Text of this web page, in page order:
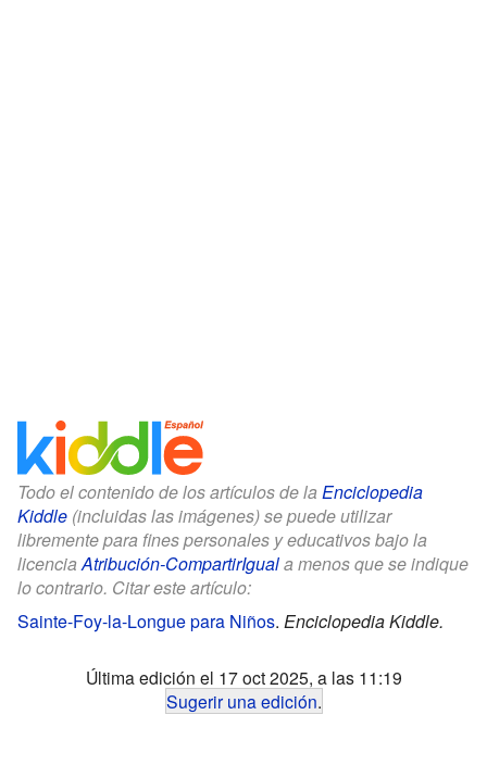
Todo el contenido de los artículos de la Enciclopedia
Kiddle (incluidas las imágenes) se puede utilizar
libremente para fines personales y educativos bajo la
licenciaAtribución-CompartirIguala menos que se indique
lo contrario. Citar este artículo:
Sainte-Foy-la-Longue para Niños. Enciclopedia Kiddle.
Última edición el 17 oct 2025, a las 11:19
Sugerir una edición.